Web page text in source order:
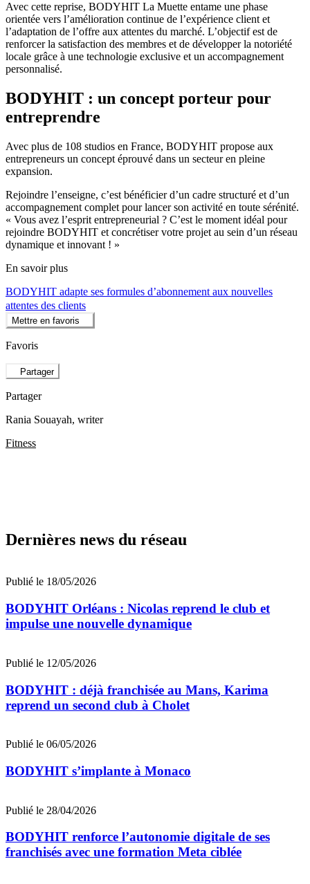
Avec cette reprise, BODYHIT La Muette entame une phase
orientée vers l’amélioration continue de l’expérience client et
l’adaptation de l’offre aux attentes du marché. L’objectif est de
renforcer la satisfaction des membres et de développer la notoriété
locale grâce à une technologie exclusive et un accompagnement
personnalisé.
BODYHIT : un concept porteur pour
entreprendre
Avec plus de 108 studios en France, BODYHIT propose aux
entrepreneurs un concept éprouvé dans un secteur en pleine
expansion.
Rejoindre l’enseigne, c’est bénéficier d’un cadre structuré et d’un
accompagnement complet pour lancer son activité en toute sérénité.
« Vous avez l’esprit entrepreneurial ? C’est le moment idéal pour
rejoindre BODYHIT et concrétiser votre projet au sein d’un réseau
dynamique et innovant ! »
En savoir plus
BODYHIT adapte ses formules d’abonnement aux nouvelles
attentes des clients
Mettre en favoris
Favoris
Partager
Partager
Rania Souayah, writer
Fitness
Dernières news du réseau
Publié le 18/05/2026
BODYHIT Orléans : Nicolas reprend le club et
impulse une nouvelle dynamique
Publié le 12/05/2026
BODYHIT : déjà franchisée au Mans, Karima
reprend un second club à Cholet
Publié le 06/05/2026
BODYHIT s’implante à Monaco
Publié le 28/04/2026
BODYHIT renforce l’autonomie digitale de ses
franchisés avec une formation Meta ciblée